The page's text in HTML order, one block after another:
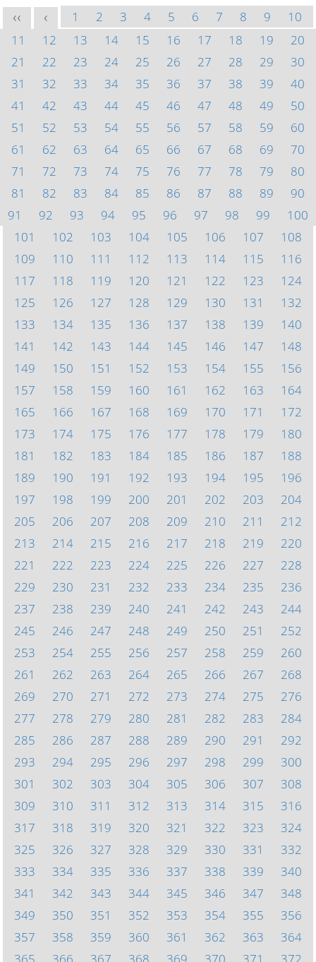
<< < 1 2 3 4 5 6 7 8 9
10
11
12 13 14 15 16 17 18 19
20
21
22 23 24 25 26 27 28 29
30
31
32 33 34 35 36 37 38 39
40
41
42 43 44 45 46 47 48 49
50
51
52 53 54 55 56 57 58 59
60
61
62 63 64 65 66 67 68 69
70
71
72 73 74 75 76 77 78 79
80
81
82 83 84 85 86 87 88 89
90
91
92 93 94 95 96 97 98 99
100
101
102 103 104 105 106 107
108
109
110 111 112 113 114 115
116
117
118 119 120 121 122 123
124
125
126 127 128 129 130 131
132
133
134 135 136 137 138 139
140
141
142 143 144 145 146 147
148
149
150 151 152 153 154 155
156
157
158 159 160 161 162 163
164
165
166 167 168 169 170 171
172
173
174 175 176 177 178 179
180
181
182 183 184 185 186 187
188
189
190 191 192 193 194 195
196
197
198 199 200 201 202 203
204
205
206 207 208 209 210 211
212
213
214 215 216 217 218 219
220
221
222 223 224 225 226 227
228
229
230 231 232 233 234 235
236
237
238 239 240 241 242 243
244
245
246 247 248 249 250 251
252
253
254 255 256 257 258 259
260
261
262 263 264 265 266 267
268
269
270 271 272 273 274 275
276
277
278 279 280 281 282 283
284
285
286 287 288 289 290 291
292
293
294 295 296 297 298 299
300
301
302 303 304 305 306 307
308
309
310 311 312 313 314 315
316
317
318 319 320 321 322 323
324
325
326 327 328 329 330 331
332
333
334 335 336 337 338 339
340
341
342 343 344 345 346 347
348
349
350 351 352 353 354 355
356
357
358 359 360 361 362 363
364